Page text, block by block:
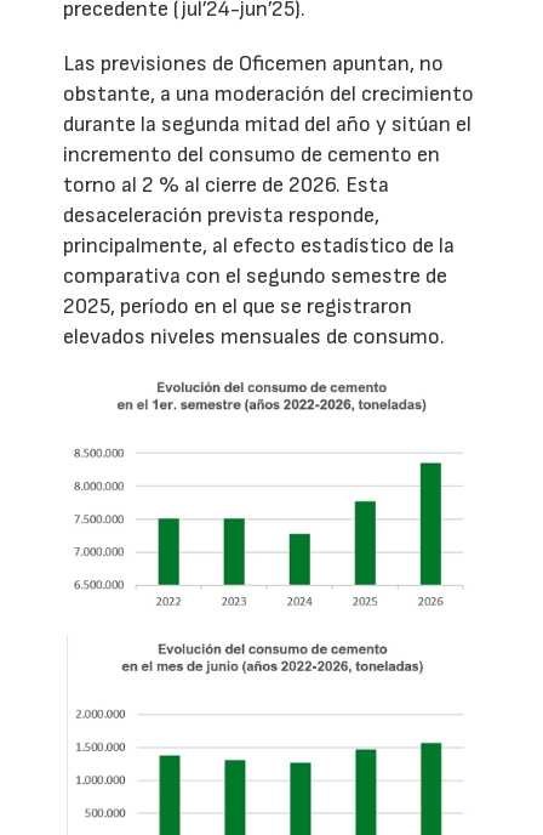
precedente (jul’24-jun’25).
Las previsiones de Oficemen apuntan, no
obstante, a una moderación del crecimiento
durante la segunda mitad del año y sitúan el
incremento del consumo de cemento en
torno al 2 % al cierre de 2026. Esta
desaceleración prevista responde,
principalmente, al efecto estadístico de la
comparativa con el segundo semestre de
2025, período en el que se registraron
elevados niveles mensuales de consumo.